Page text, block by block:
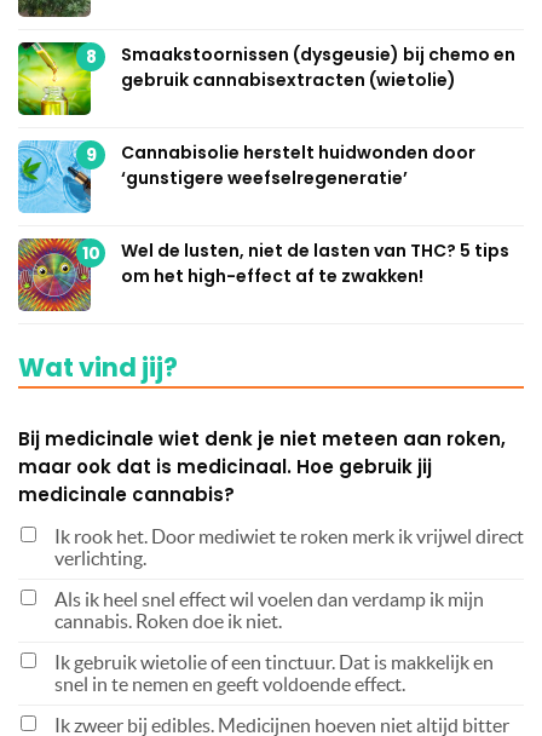
8
Smaakstoornissen (dysgeusie) bij chemo en
gebruik cannabisextracten (wietolie)
9
Cannabisolie herstelt huidwonden door
‘gunstigere weefselregeneratie’
10
Wel de lusten, niet de lasten van THC? 5 tips
om het high-effect af te zwakken!
Wat vind jij?
Bij medicinale wiet denk je niet meteen aan roken,
maar ook dat is medicinaal. Hoe gebruik jij
medicinale cannabis?
Ik rook het. Door mediwiet te roken merk ik vrijwel direct
verlichting.
Als ik heel snel effect wil voelen dan verdamp ik mijn
cannabis. Roken doe ik niet.
Ik gebruik wietolie of een tinctuur. Dat is makkelijk en
snel in te nemen en geeft voldoende effect.
Ik zweer bij edibles. Medicijnen hoeven niet altijd bitter